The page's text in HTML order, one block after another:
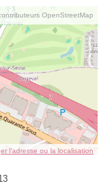
OpenStreetMap
l’adresse ou la localisation